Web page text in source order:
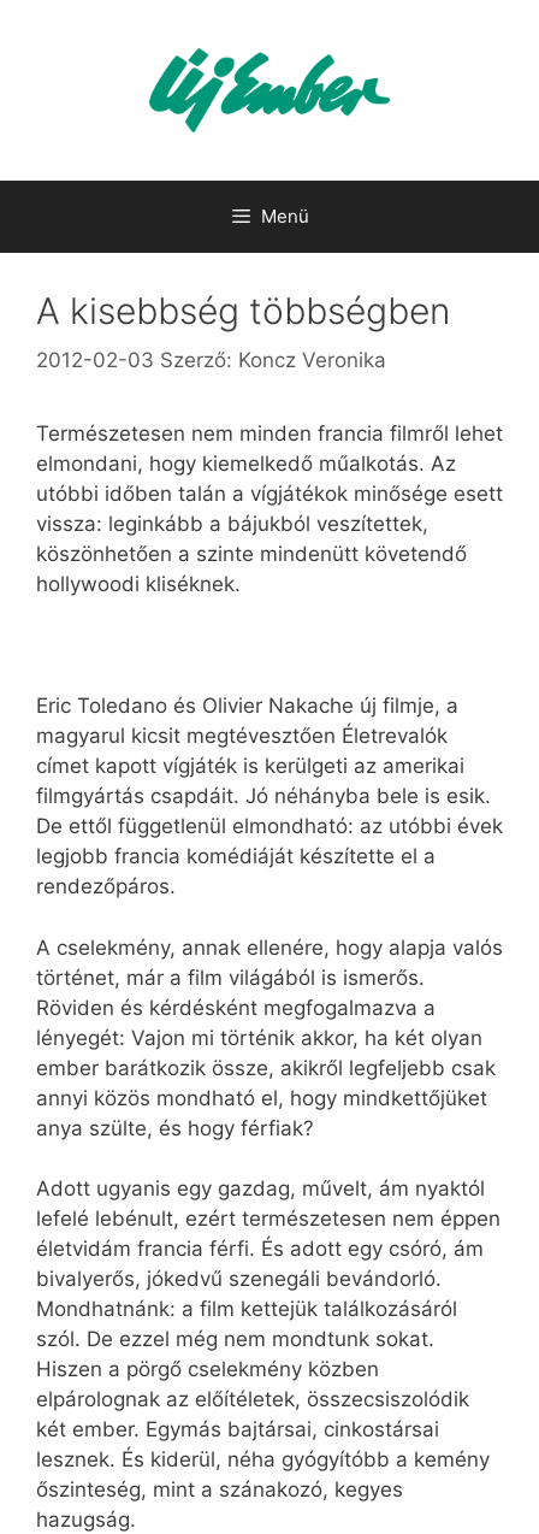
Menü
A kisebbség többségben
2012-02-03 Szerző: Koncz Veronika
Természetesen nem minden francia filmről lehet
elmondani, hogy kiemelkedő műalkotás. Az
utóbbi időben talán a vígjátékok minősége esett
vissza: leginkább a bájukból veszítettek,
köszönhetően a szinte mindenütt követendő
hollywoodi kliséknek.
Eric Toledano és Olivier Nakache új filmje, a
magyarul kicsit megtévesztően Életrevalók
címet kapott vígjáték is kerülgeti az amerikai
filmgyártás csapdáit. Jó néhányba bele is esik.
De ettől függetlenül elmondható: az utóbbi évek
legjobb francia komédiáját készítette el a
rendezőpáros.
A cselekmény, annak ellenére, hogy alapja valós
történet, már a film világából is ismerős.
Röviden és kérdésként megfogalmazva a
lényegét: Vajon mi történik akkor, ha két olyan
ember barátkozik össze, akikről legfeljebb csak
annyi közös mondható el, hogy mindkettőjüket
anya szülte, és hogy férfiak?
Adott ugyanis egy gazdag, művelt, ám nyaktól
lefelé lebénult, ezért természetesen nem éppen
életvidám francia férfi. És adott egy csóró, ám
bivalyerős, jókedvű szenegáli bevándorló.
Mondhatnánk: a film kettejük találkozásáról
szól. De ezzel még nem mondtunk sokat.
Hiszen a pörgő cselekmény közben
elpárolognak az előítéletek, összecsiszolódik
két ember. Egymás bajtársai, cinkostársai
lesznek. És kiderül, néha gyógyítóbb a kemény
őszinteség, mint a szánakozó, kegyes
hazugság.